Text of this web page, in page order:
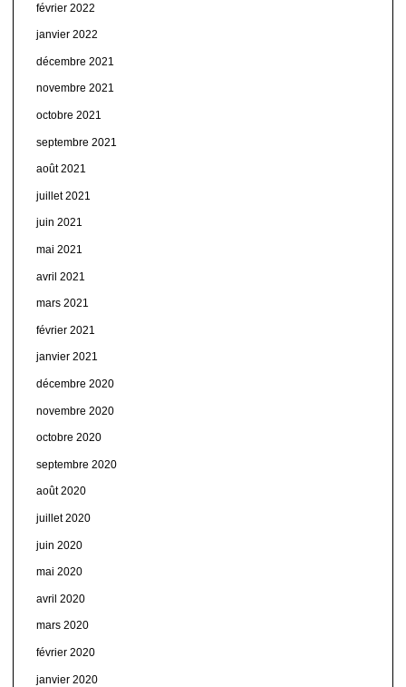
février 2022
janvier 2022
décembre 2021
novembre 2021
octobre 2021
septembre 2021
août 2021
juillet 2021
juin 2021
mai 2021
avril 2021
mars 2021
février 2021
janvier 2021
décembre 2020
novembre 2020
octobre 2020
septembre 2020
août 2020
juillet 2020
juin 2020
mai 2020
avril 2020
mars 2020
février 2020
janvier 2020